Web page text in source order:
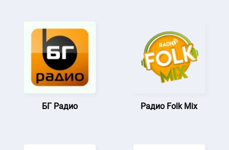
БГ Радио Радио Folk Mix